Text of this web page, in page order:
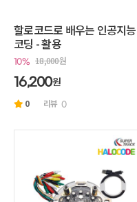
할로코드로 배우는 인공지능
코딩 - 활용
10% 18,000원
16,200원
0 리뷰 0